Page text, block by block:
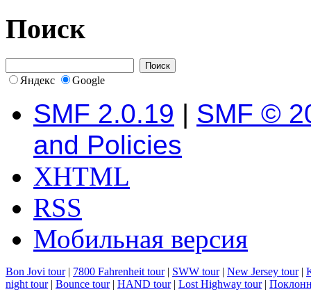
Поиск
Яндекс Google
SMF 2.0.19 | SMF ©
and Policies
XHTML
RSS
Мобильная версия
Bon Jovi tour| 7800 Fahrenheit tour| SWW tour| New Jersey tour|
night tour| Bounce tour| HAND tour| Lost Highway tour|